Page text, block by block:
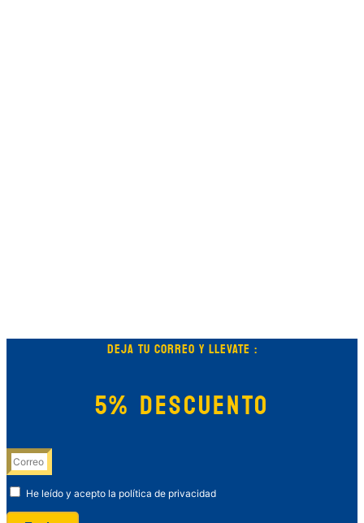
DEJA TU CORREO Y LLEVATE :
5% DESCUENTO
He leído y acepto la política de privacidad